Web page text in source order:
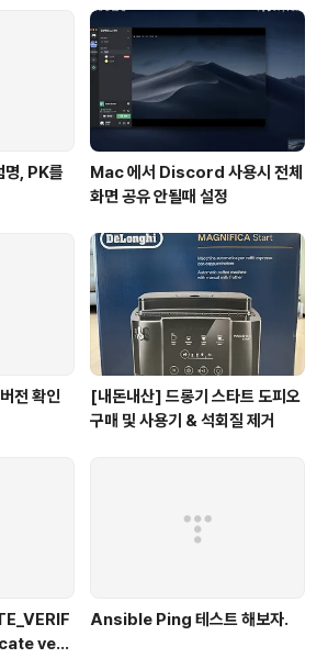
필요가 없다. 결론적으로 둘
다. TCC에서 정의하는 기본
명, PK를
Mac 에서 Discord 사용시 전체
화면 공유 안될때 설정
전 확인
[내돈내산] 드롱기 스타트 도피오
구매 및 사용기 & 석회질 제거
veri
Ansible Ping 테스트 해보자.